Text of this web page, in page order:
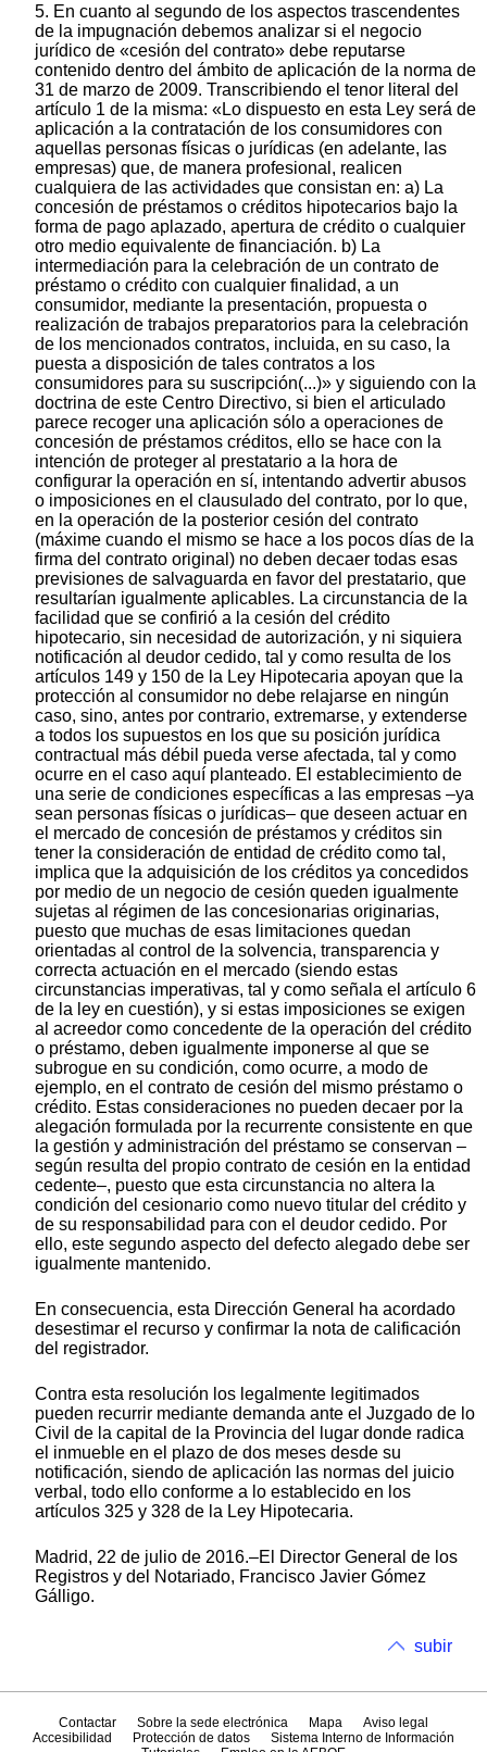
5. En cuanto al segundo de los aspectos trascendentes
de la impugnación debemos analizar si el negocio
jurídico de «cesión del contrato» debe reputarse
contenido dentro del ámbito de aplicación de la norma de
31 de marzo de 2009. Transcribiendo el tenor literal del
artículo 1 de la misma: «Lo dispuesto en esta Ley será de
aplicación a la contratación de los consumidores con
aquellas personas físicas o jurídicas (en adelante, las
empresas) que, de manera profesional, realicen
cualquiera de las actividades que consistan en: a) La
concesión de préstamos o créditos hipotecarios bajo la
forma de pago aplazado, apertura de crédito o cualquier
otro medio equivalente de financiación. b) La
intermediación para la celebración de un contrato de
préstamo o crédito con cualquier finalidad, a un
consumidor, mediante la presentación, propuesta o
realización de trabajos preparatorios para la celebración
de los mencionados contratos, incluida, en su caso, la
puesta a disposición de tales contratos a los
consumidores para su suscripción(...)» y siguiendo con la
doctrina de este Centro Directivo, si bien el articulado
parece recoger una aplicación sólo a operaciones de
concesión de préstamos créditos, ello se hace con la
intención de proteger al prestatario a la hora de
configurar la operación en sí, intentando advertir abusos
o imposiciones en el clausulado del contrato, por lo que,
en la operación de la posterior cesión del contrato
(máxime cuando el mismo se hace a los pocos días de la
firma del contrato original) no deben decaer todas esas
previsiones de salvaguarda en favor del prestatario, que
resultarían igualmente aplicables. La circunstancia de la
facilidad que se confirió a la cesión del crédito
hipotecario, sin necesidad de autorización, y ni siquiera
notificación al deudor cedido, tal y como resulta de los
artículos 149 y 150 de la Ley Hipotecaria apoyan que la
protección al consumidor no debe relajarse en ningún
caso, sino, antes por contrario, extremarse, y extenderse
a todos los supuestos en los que su posición jurídica
contractual más débil pueda verse afectada, tal y como
ocurre en el caso aquí planteado. El establecimiento de
una serie de condiciones específicas a las empresas –ya
sean personas físicas o jurídicas– que deseen actuar en
el mercado de concesión de préstamos y créditos sin
tener la consideración de entidad de crédito como tal,
implica que la adquisición de los créditos ya concedidos
por medio de un negocio de cesión queden igualmente
sujetas al régimen de las concesionarias originarias,
puesto que muchas de esas limitaciones quedan
orientadas al control de la solvencia, transparencia y
correcta actuación en el mercado (siendo estas
circunstancias imperativas, tal y como señala el artículo 6
de la ley en cuestión), y si estas imposiciones se exigen
al acreedor como concedente de la operación del crédito
o préstamo, deben igualmente imponerse al que se
subrogue en su condición, como ocurre, a modo de
ejemplo, en el contrato de cesión del mismo préstamo o
crédito. Estas consideraciones no pueden decaer por la
alegación formulada por la recurrente consistente en que
la gestión y administración del préstamo se conservan –
según resulta del propio contrato de cesión en la entidad
cedente–, puesto que esta circunstancia no altera la
condición del cesionario como nuevo titular del crédito y
de su responsabilidad para con el deudor cedido. Por
ello, este segundo aspecto del defecto alegado debe ser
igualmente mantenido.
En consecuencia, esta Dirección General ha acordado
desestimar el recurso y confirmar la nota de calificación
del registrador.
Contra esta resolución los legalmente legitimados
pueden recurrir mediante demanda ante el Juzgado de lo
Civil de la capital de la Provincia del lugar donde radica
el inmueble en el plazo de dos meses desde su
notificación, siendo de aplicación las normas del juicio
verbal, todo ello conforme a lo establecido en los
artículos 325 y 328 de la Ley Hipotecaria.
Madrid, 22 de julio de 2016.–El Director General de los
Registros y del Notariado, Francisco Javier Gómez
Gálligo.
subir
Contactar Sobre la sede electrónica Mapa
Aviso legal
Accesibilidad
Protección de datos
Sistema Interno de Información